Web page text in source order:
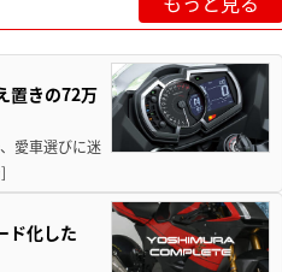
置きの72万
愛車選びに迷
ド化した